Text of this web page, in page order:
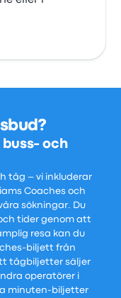
och
tåg – vi inkluderar
Coaches och
sökningar. Du
tider genom att
resa kan du
biljett från
tågbiljetter säljer
operatörer i
minuten-biljetter